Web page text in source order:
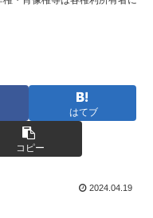
はてブ
コピー
2024.04.19